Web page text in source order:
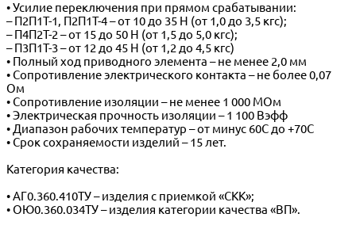
• Усилие переключения при прямом срабатывании:
– П2П1Т-1, П2П1Т-4 – от 10 до 35 Н (от 1,0 до 3,5 кгс);
– П4П2Т-2 – от 15 до 50 Н (от 1,5 до 5,0 кгс);
– П3П1Т-3 – от 12 до 45 Н (от 1,2 до 4,5 кгс)
• Полный ход приводного элемента – не менее 2,0 мм
• Сопротивление электрического контакта – не более 0,07
Ом
• Сопротивление изоляции – не менее 1 000 МОм
• Электрическая прочность изоляции – 1 100 Вэфф
• Диапазон рабочих температур – от минус 60С до +70С
• Срок сохраняемости изделий – 15 лет.
Категория качества:
• АГ0.360.410ТУ – изделия с приемкой «СКК»;
• ОЮ0.360.034ТУ – изделия категории качества «ВП».